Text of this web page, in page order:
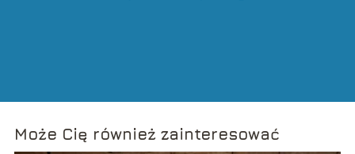
Może Cię również zainteresować